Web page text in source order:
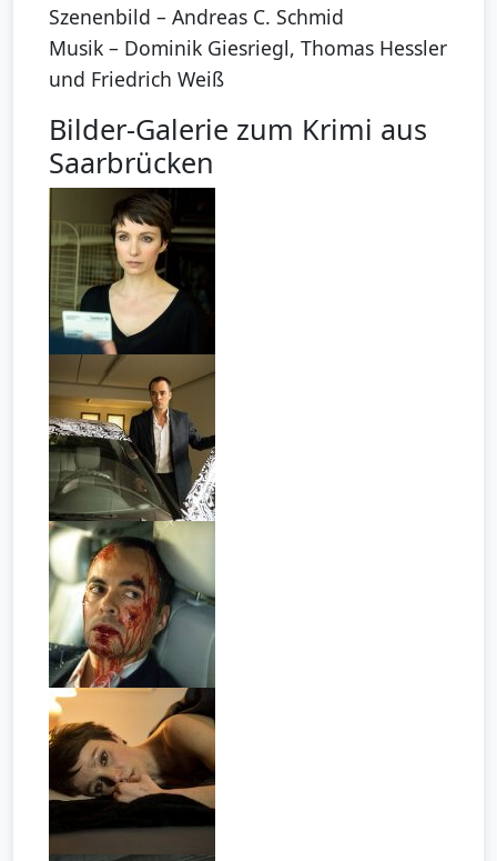
Szenenbild – Andreas C. Schmid
Musik – Dominik Giesriegl, Thomas Hessler
und Friedrich Weiß
Bilder-Galerie zum Krimi aus
Saarbrücken